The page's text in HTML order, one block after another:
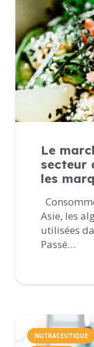
Le
secteur
les
Asie, les
utilisées
Passé…
NUTRACEUTIQUE